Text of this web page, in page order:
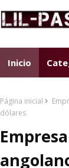
Inicio
Página inicial
dólares